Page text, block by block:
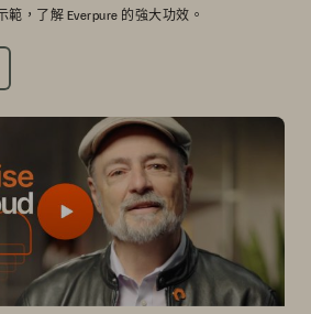
，了解 Everpure 的強大功效。